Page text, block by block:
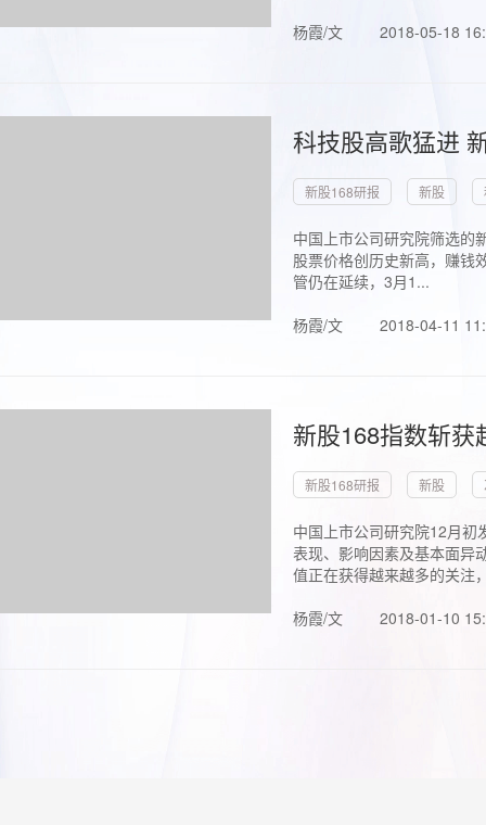
杨霞/文
2018-05-18
科技股高歌猛进
新股168研报 新股
中国上市公司研究院筛选的
股票价格创历史新高，赚钱
管仍在延续，3月1...
杨霞/文
2018-04-11
新股168指数斩
新股168研报 新股
中国上市公司研究院12月初
表现、影响因素及基本面异
值正在获得越来越多的关注
杨霞/文
2018-01-10